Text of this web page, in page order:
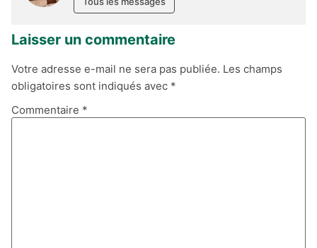
Laisser un commentaire
Votre adresse e-mail ne sera pas publiée. Les champs
obligatoires sont indiqués avec *
Commentaire *